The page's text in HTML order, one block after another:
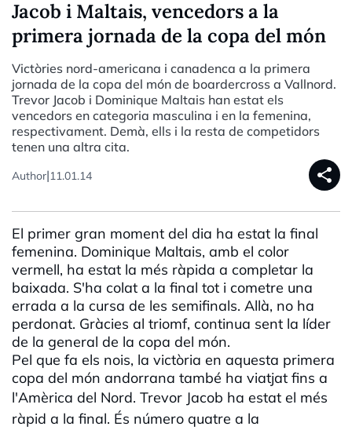
Jacob i Maltais, vencedors a la
primera jornada de la copa del món
Victòries nord-americana i canadenca a la primera
jornada de la copa del món de boardercross a Vallnord.
Trevor Jacob i Dominique Maltais han estat els
vencedors en categoria masculina i en la femenina,
respectivament. Demà, ells i la resta de competidors
tenen una altra cita.
Author|11.01.14 share
El primer gran moment del dia ha estat la final
femenina. Dominique Maltais, amb el color
vermell, ha estat la més ràpida a completar la
baixada. S'ha colat a la final tot i cometre una
errada a la cursa de les semifinals. Allà, no ha
perdonat. Gràcies al triomf, continua sent la líder
de la general de la copa del món.
Pel que fa els nois, la victòria en aquesta primera
copa del món andorrana també ha viatjat fins a
l'Amèrica del Nord. Trevor Jacob ha estat el més
ràpid a la final. És número quatre a la